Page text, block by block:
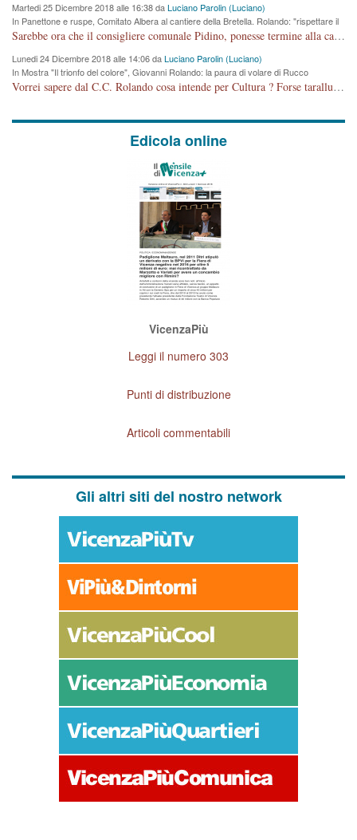
Martedi 25 Dicembre 2018 alle 16:38 daLuciano Parolin (Luciano)
In Panettone e ruspe, Comitato Albera al cantiere della Bretella. Rolando: "rispettare il
cronoprogramma"
Sarebbe ora che il consigliere comunale Pidino, ponesse termine alla campagna elettorale nel territorio del suo seggio Villaggio del Sole. La tiraca è iniziata, distruggerà 6 km di prateria ovest della città, ricca di fonti e sorgenti d'acqua. I cittadini di Maddalene non avranno più Pace la notte. Molta colpa per la costruzione di questa Strada è proprio del signor Rolando,dei suoi gazebo mobili e che vuol far passare questa opera VANDALICA come progetto "utile" a chi ? Non è cosa seria sig. Rolando!
Lunedi 24 Dicembre 2018 alle 14:06 daLuciano Parolin (Luciano)
In Mostra "Il trionfo del colore", Giovanni Rolando: la paura di volare di Rucco
Vorrei sapere dal C.C. Rolando cosa intende per Cultura ? Forse tarallucci, vino e sagre, o spaghetti tricolori del PD ? Il continuo (s)parlare della mostra a Palazzo Chiericati caro consigliere DANNEGGIA FORTEMENTE l'immagine della città TUTTA e fa deviare i consensi che in RUSSIA (badi bene ex U.R.S.S.) sono ECCELLENTI. A livello artistico l'evento è di alta Valenza culturale, COMPITO di Tutta la Cittadinanza fare il possibile per propagandare l'iniziativa senza farne UN CASO PARTITICO come fa Lei da sempre. Meno Gazebo + Partecipazione! E così sia. Amen.
Edicola online
VicenzaPiù
Leggi il numero 303
Punti di distribuzione
Articoli commentabili
Gli altri siti del nostro network